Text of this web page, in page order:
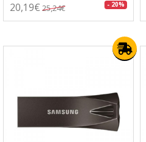
20,19€ 25,24€ - 20%